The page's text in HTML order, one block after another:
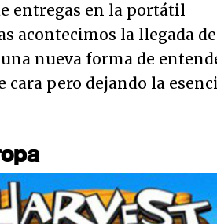
entregas en la portátil
acontecimos la llegada de
una nueva forma de
cara pero dejando la